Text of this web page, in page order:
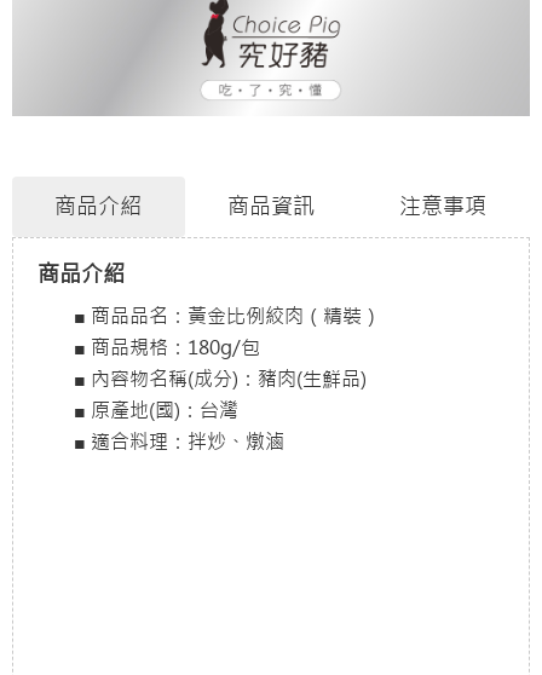
商品介紹 商品資訊 注意事項
商品介紹
■ 商品品名：黃金比例絞肉（精裝）
■ 商品規格：180g/包
■ 內容物名稱(成分)：豬肉(生鮮品)
■ 原產地(國)：台灣
■ 適合料理：拌炒、燉滷